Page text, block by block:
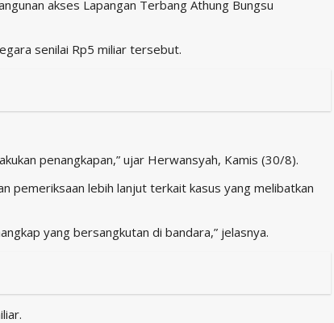
akses Lapangan Terbang Athung Bungsu
senilai Rp5 miliar tersebut.
penangkapan,” ujar Herwansyah, Kamis (30/8).
pemeriksaan lebih lanjut terkait kasus yang melibatkan
yang bersangkutan di bandara,” jelasnya.